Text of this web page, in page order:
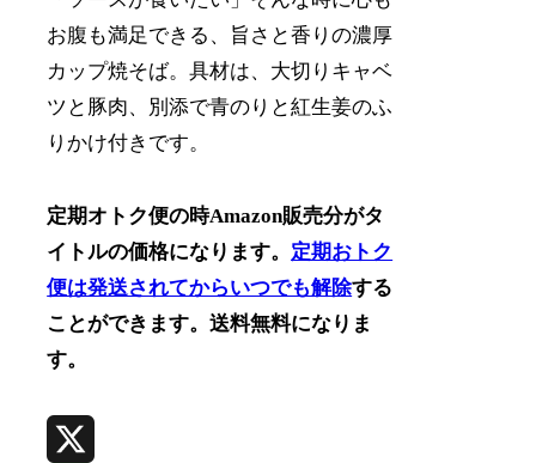
お腹も満足できる、旨さと香りの濃厚
カップ焼そば。具材は、大切りキャベ
ツと豚肉、別添で青のりと紅生姜のふ
りかけ付きです。
定期オトク便の時Amazon販売分がタ
イトルの価格になります。 定期おトク
便は発送されてからいつでも解除する
ことができます。送料無料になりま
す。